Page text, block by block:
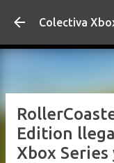
Ir
Colectiva
Edition
Xbox Series